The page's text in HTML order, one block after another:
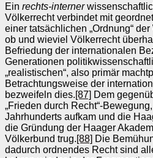
Ein rechts-interner
Völkerrecht verbindet mit
einer tatsächlichen „Ordnung“
ob und wieviel Völkerrecht
Befriedung der internationalen
Generationen
„realistischen“, also primär
Betrachtungsweise der
bezweifeln dies.[87] Dem
„Frieden durch Recht“-
Jahrhunderts aufkam und die
die Gründung der Haager
Völkerbund trug.[88] Die
dadurch ordnendes Recht sind